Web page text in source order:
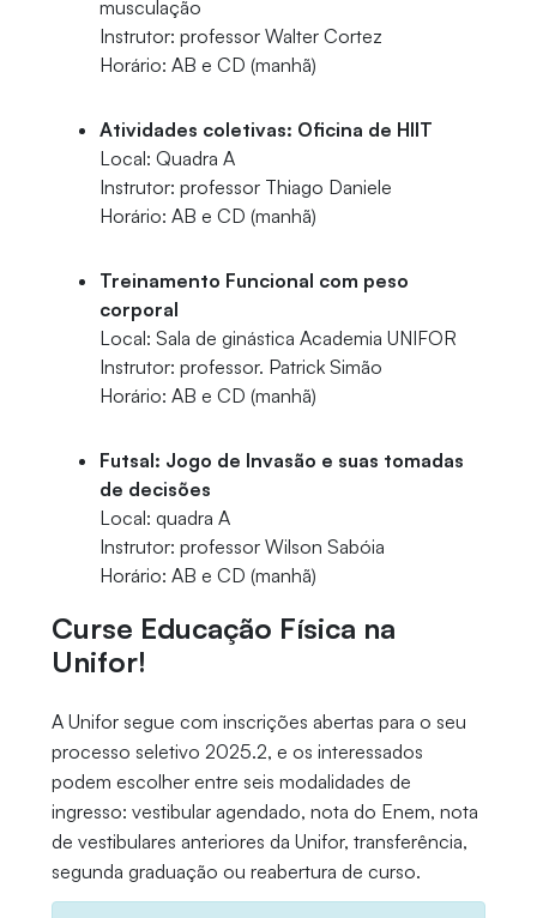
musculação
Instrutor: professor Walter Cortez
Horário: AB e CD (manhã)
Atividades coletivas: Oficina de HIIT
Local: Quadra A
Instrutor: professor Thiago Daniele
Horário: AB e CD (manhã)
Treinamento Funcional com peso
corporal
Local: Sala de ginástica Academia UNIFOR
Instrutor: professor. Patrick Simão
Horário: AB e CD (manhã)
Futsal: Jogo de Invasão e suas tomadas
de decisões
Local: quadra A
Instrutor: professor Wilson Sabóia
Horário: AB e CD (manhã)
Curse Educação Física na
Unifor!
A Unifor segue com inscrições abertas para o seu
processo seletivo 2025.2, e os interessados
podem escolher entre seis modalidades de
ingresso: vestibular agendado, nota do Enem, nota
de vestibulares anteriores da Unifor, transferência,
segunda graduação ou reabertura de curso.